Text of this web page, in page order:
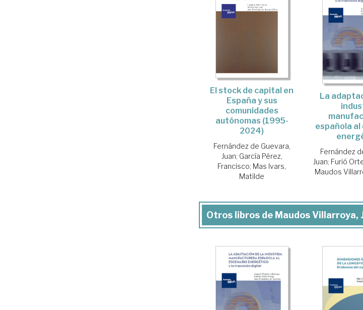
El stock de capital en
España y sus
comunidades
autónomas (1995-
2024)
Fernández de Guevara,
Juan; García Pérez,
Francisco; Mas Ivars,
Matilde
La
española
Fernández
Juan; Furió
Maudos
Otros libros de Maudos Villarroya,